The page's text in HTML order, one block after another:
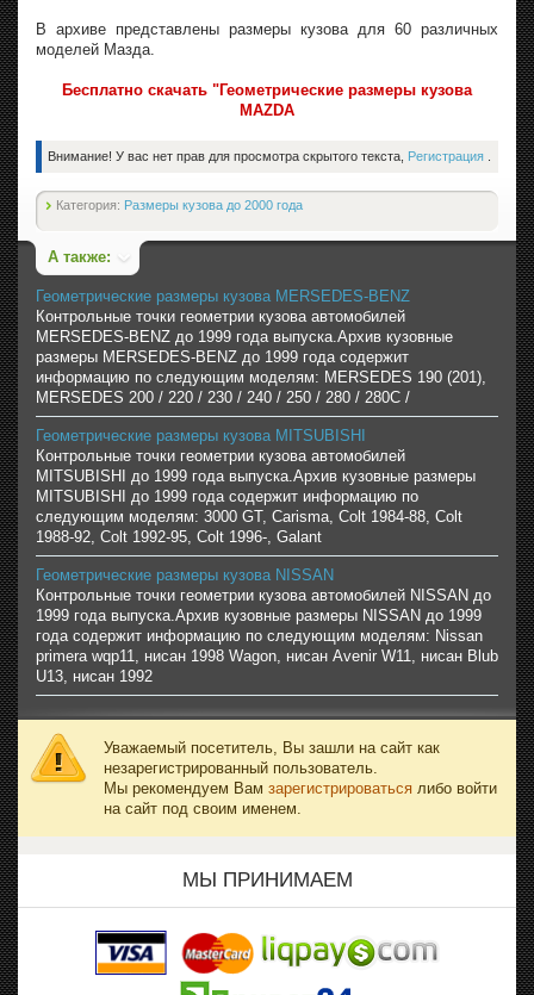
В архиве представлены размеры кузова для 60 различных
моделей Мазда.
Бесплатно скачать "Геометрические размеры кузова
MAZDA
Внимание! У вас нет прав для просмотра скрытого текста, Регистрация .
Категория: Размеры кузова до 2000 года
А также:
Геометрические размеры кузова MERSEDES-BENZ
Контрольные точки геометрии кузова автомобилей
MERSEDES-BENZ до 1999 года выпуска.Архив кузовные
размеры MERSEDES-BENZ до 1999 года содержит
информацию по следующим моделям: MERSEDES 190 (201),
MERSEDES 200 / 220 / 230 / 240 / 250 / 280 / 280C /
Геометрические размеры кузова MITSUBISHI
Контрольные точки геометрии кузова автомобилей
MITSUBISHI до 1999 года выпуска.Архив кузовные размеры
MITSUBISHI до 1999 года содержит информацию по
следующим моделям: 3000 GT, Carisma, Colt 1984-88, Colt
1988-92, Colt 1992-95, Colt 1996-, Galant
Геометрические размеры кузова NISSAN
Контрольные точки геометрии кузова автомобилей NISSAN до
1999 года выпуска.Архив кузовные размеры NISSAN до 1999
года содержит информацию по следующим моделям: Nissan
primera wqp11, нисан 1998 Wagon, нисан Avenir W11, нисан Blub
U13, нисан 1992
Уважаемый посетитель, Вы зашли на сайт как
незарегистрированный пользователь.
Мы рекомендуем Вам зарегистрироваться либо войти
на сайт под своим именем.
МЫ ПРИНИМАЕМ